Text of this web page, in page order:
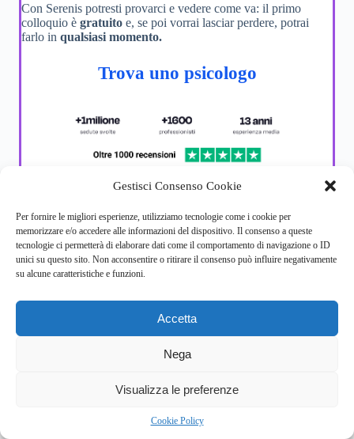
Gestisci Consenso Cookie
Per fornire le migliori esperienze, utilizziamo tecnologie come i cookie per
memorizzare e/o accedere alle informazioni del dispositivo. Il consenso a queste
tecnologie ci permetterà di elaborare dati come il comportamento di navigazione o ID
unici su questo sito. Non acconsentire o ritirare il consenso può influire negativamente
su alcune caratteristiche e funzioni.
Accetta
Nega
Visualizza le preferenze
Cookie Policy
Con Serenis potresti provarci e vedere come va: il primo
colloquio è gratuito e, se poi vorrai lasciar perdere, potrai
farlo in qualsiasi momento.
Trova uno psicologo
News recenti
PSICOLOGIA COGNITIVA
SALUTE MENTALE
Optogenetica e deep brain stimulation: come